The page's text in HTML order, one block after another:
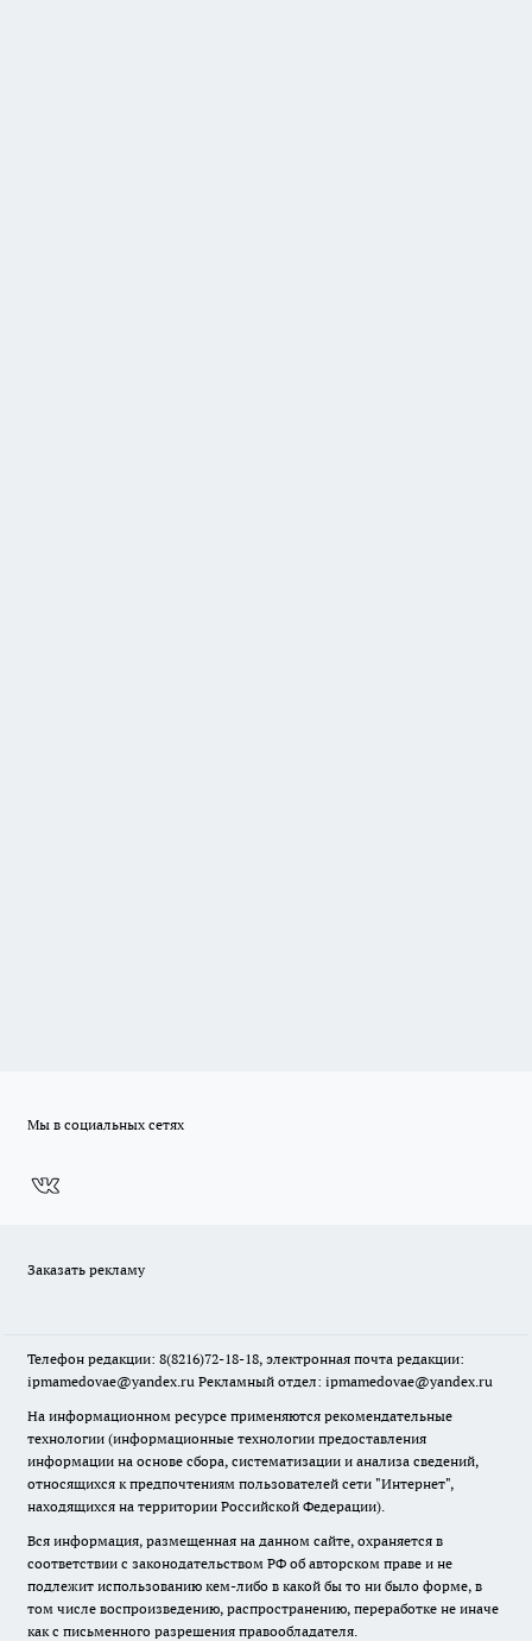
Мы в социальных сетях
Заказать рекламу
Телефон редакции: 8(8216)72-18-18, электронная почта редакции:
ipmamedovae@yandex.ru Рекламный отдел: ipmamedovae@yandex.ru
На информационном ресурсе применяются рекомендательные
технологии (информационные технологии предоставления
информации на основе сбора, систематизации и анализа сведений,
относящихся к предпочтениям пользователей сети "Интернет",
находящихся на территории Российской Федерации).
Вся информация, размещенная на данном сайте, охраняется в
соответствии с законодательством РФ об авторском праве и не
подлежит использованию кем-либо в какой бы то ни было форме, в
том числе воспроизведению, распространению, переработке не иначе
как с письменного разрешения правообладателя.